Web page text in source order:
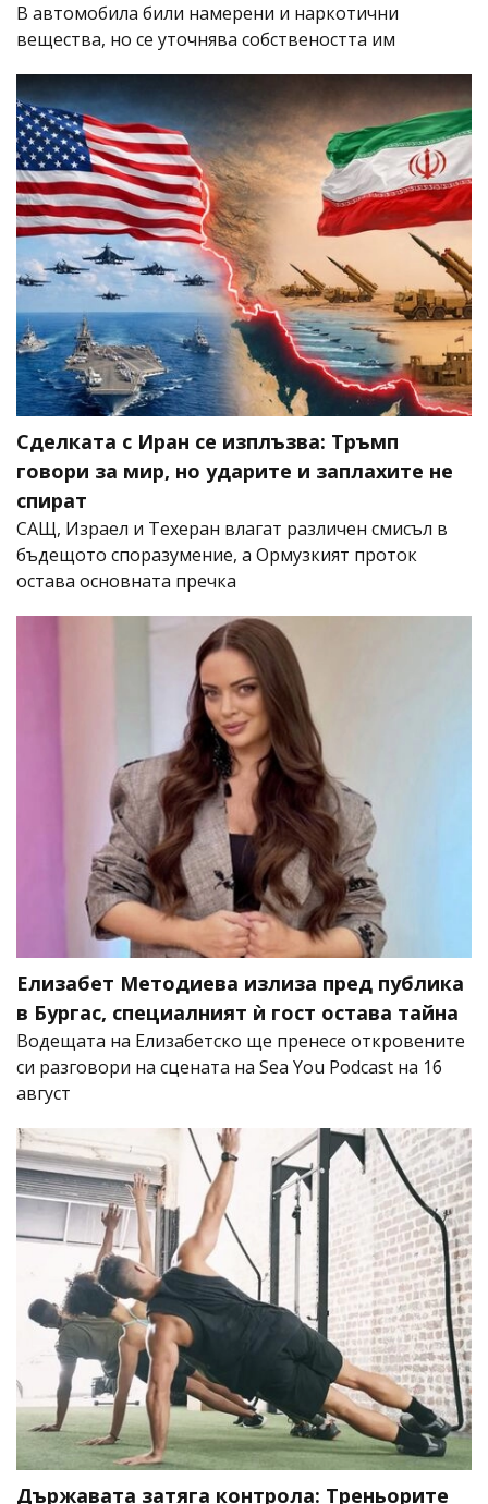
В автомобила били намерени и наркотични
вещества, но се уточнява собствеността им
Сделката с Иран се изплъзва: Тръмп
говори за мир, но ударите и заплахите не
спират
САЩ, Израел и Техеран влагат различен смисъл в
бъдещото споразумение, а Ормузкият проток
остава основната пречка
Елизабет Методиева излиза пред публика
в Бургас, специалният ѝ гост остава тайна
Водещата на Елизабетско ще пренесе откровените
си разговори на сцената на Sea You Podcast на 16
август
Държавата затяга контрола: Треньорите